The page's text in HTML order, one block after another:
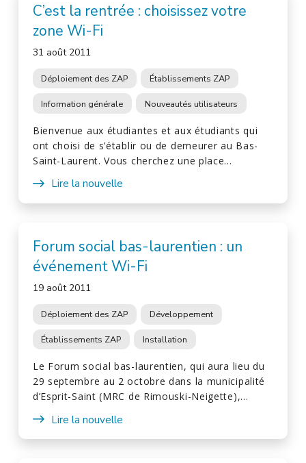
C’est la rentrée : choisissez votre
zone Wi-Fi
31 août 2011
Déploiement des ZAP Établissements ZAP
Information générale Nouveautés utilisateurs
Bienvenue aux étudiantes et aux étudiants qui
ont choisi de s’établir ou de demeurer au Bas-
Saint-Laurent. Vous cherchez une place…
Lire la nouvelle
Forum social bas-laurentien : un
événement Wi-Fi
19 août 2011
Déploiement des ZAP Développement
Établissements ZAP Installation
Le Forum social bas-laurentien, qui aura lieu du
29 septembre au 2 octobre dans la municipalité
d’Esprit-Saint (MRC de Rimouski-Neigette),…
Lire la nouvelle